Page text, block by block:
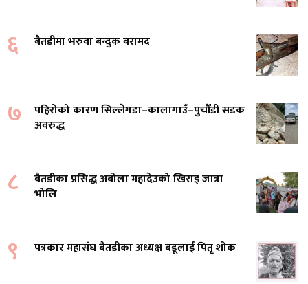
६ बैतडीमा भरुवा बन्दुक बरामद
७
पहिरोको कारण सिल्लेगडा–कालागाउँ–पुर्चौंडी सडक
अवरुद्ध
८
बैतडीका प्रसिद्ध अबोला महादेउको खिराइ जात्रा
भोलि
९ पत्रकार महासंघ बैतडीका अध्यक्ष बडूलाई पितृ शोक